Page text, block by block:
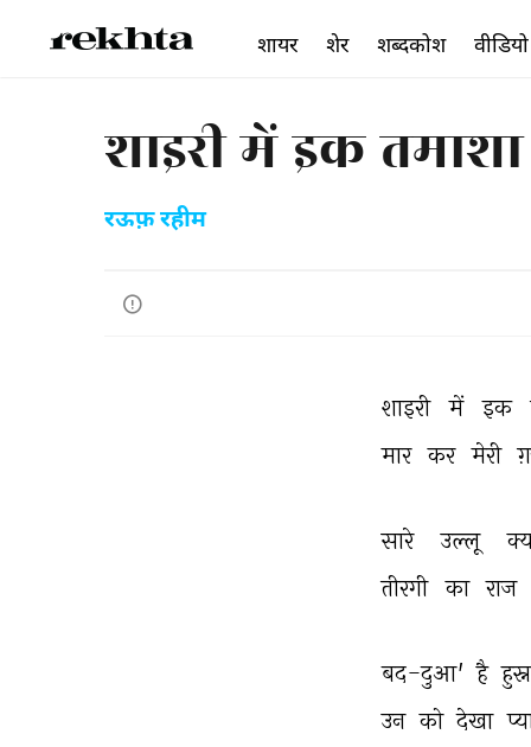
शाइरी में इक
रऊफ़ रहीम
शाइरी में इक
मार कर मेरी
सारे उल्लू
तीरगी का राज
बद-दुआ' है
उन को देखा
शायर शेर शब्दकोश वीडियो